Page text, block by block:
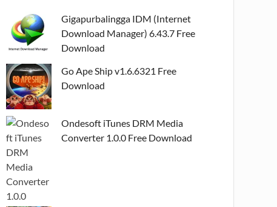
Gigapurbalingga IDM (Internet
Download Manager) 6.43.7 Free
Download
Go Ape Ship v1.6.6321 Free
Download
Ondesoft iTunes DRM Media
Converter 1.0.0 Free Download